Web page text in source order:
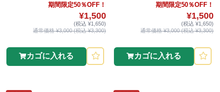
期間限定50％OFF！
¥1,500
(税込 ¥1,650)
通常価格 ¥3,000 (税込 ¥3,300)
カゴに入れる
期間限定50％OFF！
¥1,500
(税込 ¥1,650)
通常価格 ¥3,000 (税込 ¥3,300)
カゴに入れる